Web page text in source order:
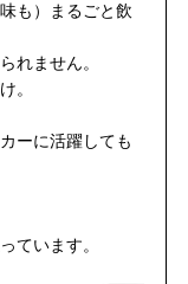
も）まるごと飲
れません。
。
ーに活躍しても
ています。